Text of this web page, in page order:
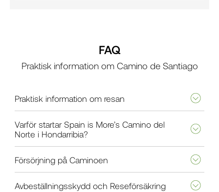
FAQ
Praktisk information om Camino de Santiago
Praktisk information om resan
Varför startar Spain is More’s Camino del
Norte i Hondarribia?
Försörjning på Caminoen
Avbeställningsskydd och Reseförsäkring